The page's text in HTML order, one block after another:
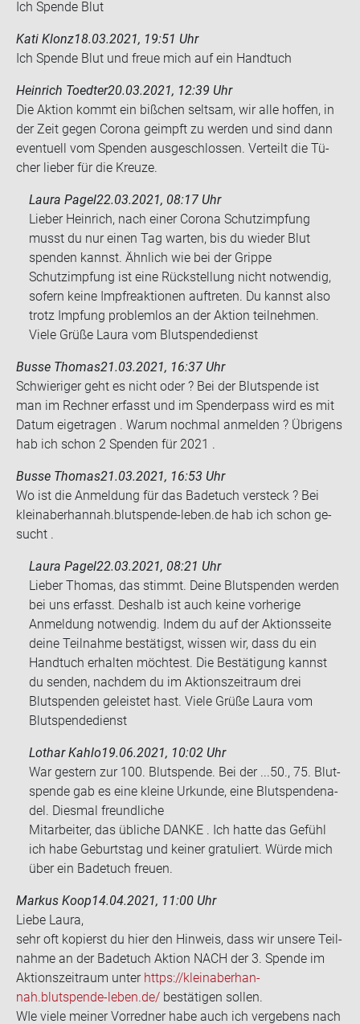
Ich Spen­de Blut
Kati Klonz18.03.2021, 19:51 Uhr
Ich Spen­de Blut und freue mich auf ein Hand­tuch
Heinrich Toedter20.03.2021, 12:39 Uhr
Die Ak­ti­on kommt ein biß­chen selt­sam, wir alle hof­fen, in
der Zeit gegen Co­ro­na ge­impft zu wer­den und sind dann
even­tu­ell vom Spen­den aus­ge­schlos­sen. Ver­teilt die Tü­
cher lie­ber für die Kreu­ze.
Laura Pagel22.03.2021, 08:17 Uhr
Lieber Heinrich, nach einer Corona Schutzimpfung
musst du nur einen Tag warten, bis du wieder Blut
spenden kannst. Ähnlich wie bei der Grippe
Schutzimpfung ist eine Rückstellung nicht notwendig,
sofern keine Impfreaktionen auftreten. Du kannst also
trotz Impfung problemlos an der Aktion teilnehmen.
Viele Grüße Laura vom Blutspendedienst
Busse Thomas21.03.2021, 16:37 Uhr
Schwie­ri­ger geht es nicht oder ? Bei der Blut­spen­de ist
man im Rech­ner er­fasst und im Spen­der­pass wird es mit
Datum ei­getra­gen . Warum noch­mal an­mel­den ? Üb­ri­gens
hab ich schon 2 Spen­den für 2021 .
Busse Thomas21.03.2021, 16:53 Uhr
Wo ist die An­mel­dung für das Ba­de­tuch ver­steck ? Bei
kleinaber­han­nah.blutspende-​leben.de hab ich schon ge­
sucht .
Laura Pagel22.03.2021, 08:21 Uhr
Lieber Thomas, das stimmt. Deine Blutspenden werden
bei uns erfasst. Deshalb ist auch keine vorherige
Anmeldung notwendig. Indem du auf der Aktionsseite
deine Teilnahme bestätigst, wissen wir, dass du ein
Handtuch erhalten möchtest. Die Bestätigung kannst
du senden, nachdem du im Aktionszeitraum drei
Blutspenden geleistet hast. Viele Grüße Laura vom
Blutspendedienst
Lothar Kahlo19.06.2021, 10:02 Uhr
War ges­tern zur 100. Blut­spen­de. Bei der ...50., 75. Blut­
spen­de gab es eine klei­ne Ur­kun­de, eine Blut­spen­de­na­
del. Dies­mal freund­li­che
Mit­ar­bei­ter, das üb­li­che DANKE . Ich hatte das Ge­fühl
ich habe Ge­burts­tag und kei­ner gra­tu­liert. Würde mich
über ein Ba­de­tuch freu­en.
Markus Koop14.04.2021, 11:00 Uhr
Liebe Laura,
sehr oft ko­pierst du hier den Hin­weis, dass wir un­se­re Teil­
nah­me an der Ba­de­tuch Ak­ti­on NACH der 3. Spen­de im
Ak­ti­ons­zeit­raum unter https://kleinaber­han­
nah.blutspende-​leben.de/ be­stä­ti­gen sol­len.
WIe viele mei­ner Vor­red­ner habe auch ich ver­ge­bens nach